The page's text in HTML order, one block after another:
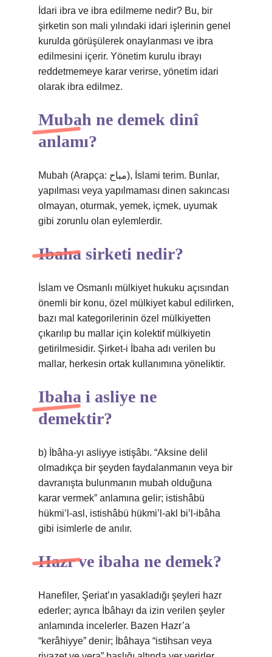
İdari ibra ve ibra edilmeme nedir? Bu, bir
şirketin son mali yılındaki idari işlerinin genel
kurulda görüşülerek onaylanması ve ibra
edilmesini içerir. Yönetim kurulu ibrayı
reddetmemeye karar verirse, yönetim idari
olarak ibra edilmez.
Mubah ne demek dinî
anlamı?
Mubah (Arapça: مباح), İslami terim. Bunlar,
yapılması veya yapılmaması dinen sakıncası
olmayan, oturmak, yemek, içmek, uyumak
gibi zorunlu olan eylemlerdir.
Ibaha sirketi nedir?
İslam ve Osmanlı mülkiyet hukuku açısından
önemli bir konu, özel mülkiyet kabul edilirken,
bazı mal kategorilerinin özel mülkiyetten
çıkarılıp bu mallar için kolektif mülkiyetin
getirilmesidir. Şirket-i İbaha adı verilen bu
mallar, herkesin ortak kullanımına yöneliktir.
Ibaha i asliye ne
demektir?
b) İbâha-yı asliyye istişâbı. “Aksine delil
olmadıkça bir şeyden faydalanmanın veya bir
davranışta bulunmanın mubah olduğuna
karar vermek” anlamına gelir; istishâbü
hükmi’l-asl, istishâbü hükmi’l-akl bi’l-ibâha
gibi isimlerle de anılır.
Hazr ve ibaha ne demek?
Hanefiler, Şeriat’ın yasakladığı şeyleri hazr
ederler; ayrıca İbâhayı da izin verilen şeyler
anlamında incelerler. Bazen Hazr’a
“kerâhiyye” denir; İbâhaya “istihsan veya